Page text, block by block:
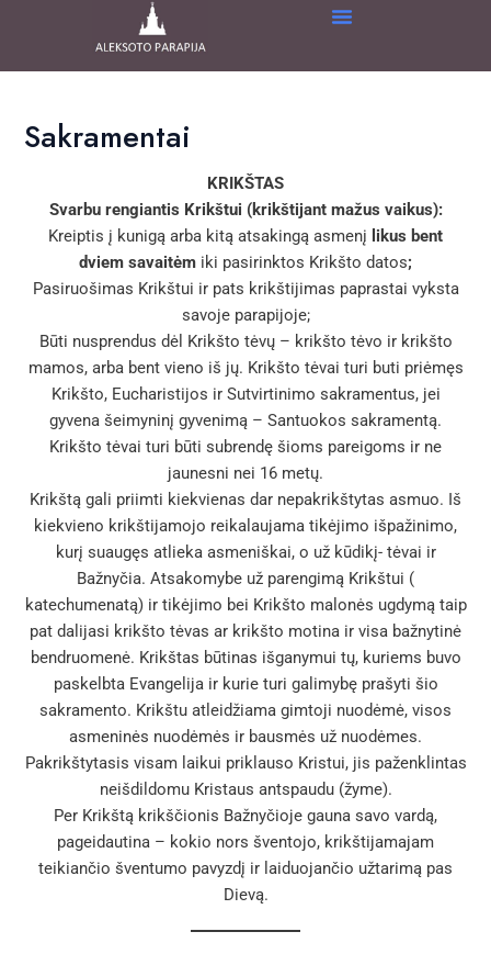
Sakramentai
KRIKŠTAS
Svarbu rengiantis Krikštui (krikštijant mažus vaikus):
Kreiptis į kunigą arba kitą atsakingą asmenį likus bent
dviem savaitėm iki pasirinktos Krikšto datos;
Pasiruošimas Krikštui ir pats krikštijimas paprastai vyksta
savoje parapijoje;
Būti nusprendus dėl Krikšto tėvų – krikšto tėvo ir krikšto
mamos, arba bent vieno iš jų. Krikšto tėvai turi buti priėmęs
Krikšto, Eucharistijos ir Sutvirtinimo sakramentus, jei
gyvena šeimyninį gyvenimą – Santuokos sakramentą.
Krikšto tėvai turi būti subrendę šioms pareigoms ir ne
jaunesni nei 16 metų.
Krikštą gali priimti kiekvienas dar nepakrikštytas asmuo. Iš
kiekvieno krikštijamojo reikalaujama tikėjimo išpažinimo,
kurį suaugęs atlieka asmeniškai, o už kūdikį- tėvai ir
Bažnyčia. Atsakomybe už parengimą Krikštui (
katechumenatą) ir tikėjimo bei Krikšto malonės ugdymą taip
pat dalijasi krikšto tėvas ar krikšto motina ir visa bažnytinė
bendruomenė. Krikštas būtinas išganymui tų, kuriems buvo
paskelbta Evangelija ir kurie turi galimybę prašyti šio
sakramento. Krikštu atleidžiama gimtoji nuodėmė, visos
asmeninės nuodėmės ir bausmės už nuodėmes.
Pakrikštytasis visam laikui priklauso Kristui, jis paženklintas
neišdildomu Kristaus antspaudu (žyme).
Per Krikštą krikščionis Bažnyčioje gauna savo vardą,
pageidautina – kokio nors šventojo, krikštijamajam
teikiančio šventumo pavyzdį ir laiduojančio užtarimą pas
Dievą.